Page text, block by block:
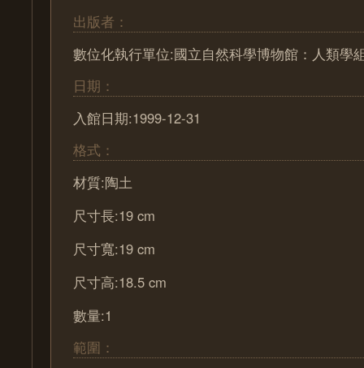
出版者：
數位化執行單位:國立自然科學博物館：人類學
日期：
入館日期:1999-12-31
格式：
材質:陶土
尺寸長:19 cm
尺寸寬:19 cm
尺寸高:18.5 cm
數量:1
範圍：